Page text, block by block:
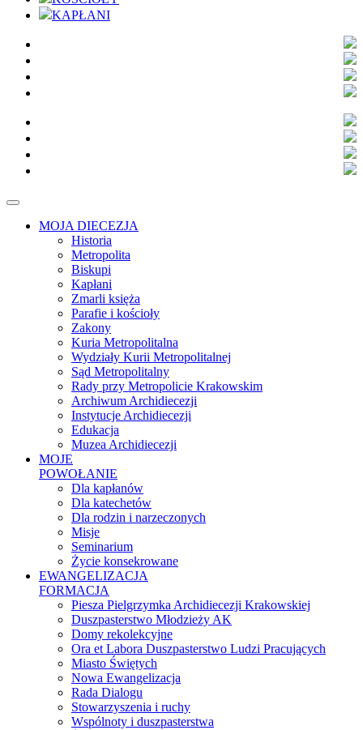
KAPŁANI
MOJA DIECEZJA
Historia
Metropolita
Biskupi
Kapłani
Zmarli księża
Parafie i kościoły
Zakony
Kuria Metropolitalna
Wydziały Kurii Metropolitalnej
Sąd Metropolitalny
Rady przy Metropolicie Krakowskim
Archiwum Archidiecezji
Instytucje Archidiecezji
Edukacja
Muzea Archidiecezji
MOJE
POWOŁANIE
Dla kapłanów
Dla katechetów
Dla rodzin i narzeczonych
Misje
Seminarium
Życie konsekrowane
EWANGELIZACJA
FORMACJA
Piesza Pielgrzymka Archidiecezji Krakowskiej
Duszpasterstwo Młodzieży AK
Domy rekolekcyjne
Ora et Labora Duszpasterstwo Ludzi Pracujących
Miasto Świętych
Nowa Ewangelizacja
Rada Dialogu
Stowarzyszenia i ruchy
Wspólnoty i duszpasterstwa